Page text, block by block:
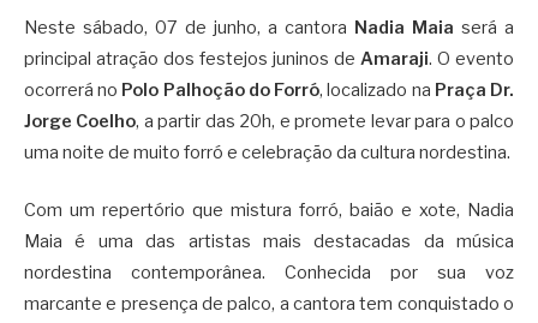
Neste sábado, 07 de junho, a cantora Nadia Maia será a
principal atração dos festejos juninos de Amaraji. O evento
ocorrerá no Polo Palhoção do Forró, localizado na Praça Dr.
Jorge Coelho, a partir das 20h, e promete levar para o palco
uma noite de muito forró e celebração da cultura nordestina.
Com um repertório que mistura forró, baião e xote, Nadia
Maia é uma das artistas mais destacadas da música
nordestina contemporânea. Conhecida por sua voz
marcante e presença de palco, a cantora tem conquistado o